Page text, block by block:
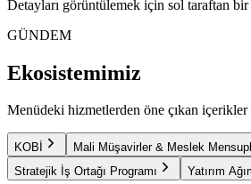
Detayları görüntülemek için sol taraftan
GÜNDEM
Ekosistemimiz
Menüdeki hizmetlerden öne çıkan içerikler
KOBİ
Mali Müşavirler & Meslek
Stratejik İş Ortağı Programı
Yatırım